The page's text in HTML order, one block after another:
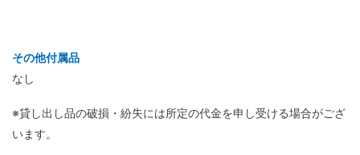
その他付属品
なし
※貸し出し品の破損・紛失には所定の代金を申し受ける場合がござ
います。